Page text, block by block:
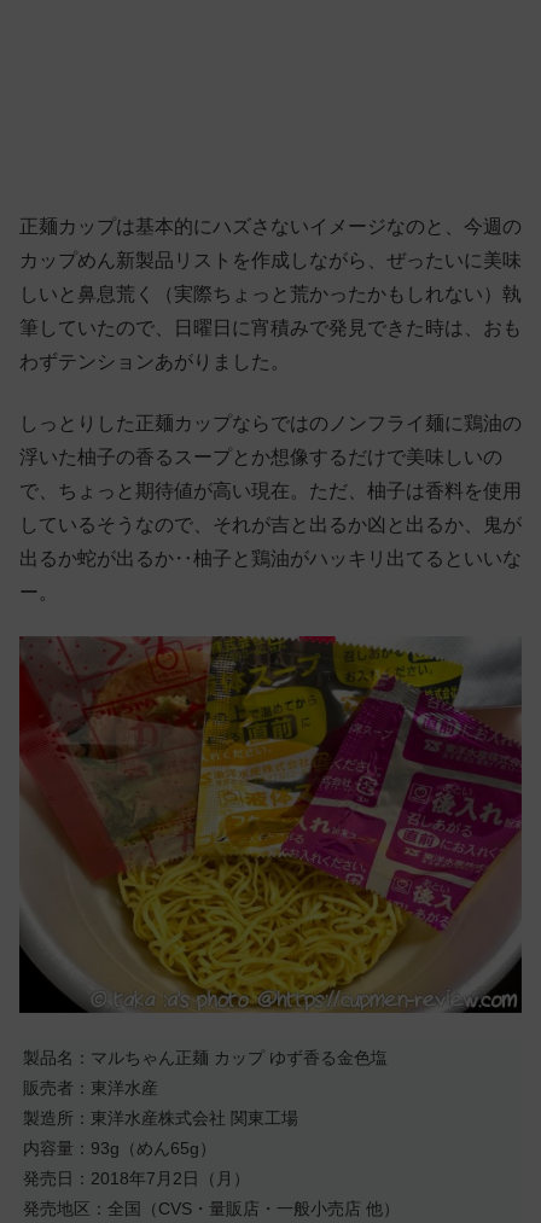
正麺カップは基本的にハズさないイメージなのと、今週の
カップめん新製品リストを作成しながら、ぜったいに美味
しいと鼻息荒く（実際ちょっと荒かったかもしれない）執
筆していたので、日曜日に宵積みで発見できた時は、おも
わずテンションあがりました。
しっとりした正麺カップならではのノンフライ麺に鶏油の
浮いた柚子の香るスープとか想像するだけで美味しいの
で、ちょっと期待値が高い現在。ただ、柚子は香料を使用
しているそうなので、それが吉と出るか凶と出るか、鬼が
出るか蛇が出るか‥柚子と鶏油がハッキリ出てるといいな
ー。
製品名：マルちゃん正麺 カップ ゆず香る金色塩
販売者：東洋水産
製造所：東洋水産株式会社 関東工場
内容量：93g（めん65g）
発売日：2018年7月2日（月）
発売地区：全国（CVS・量販店・一般小売店 他）